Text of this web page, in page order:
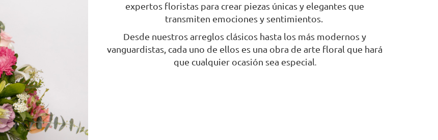
expertos floristas para crear piezas únicas y elegantes que
transmiten emociones y sentimientos.
Desde nuestros arreglos clásicos hasta los más modernos y
vanguardistas, cada uno de ellos es una obra de arte floral que hará
que cualquier ocasión sea especial.